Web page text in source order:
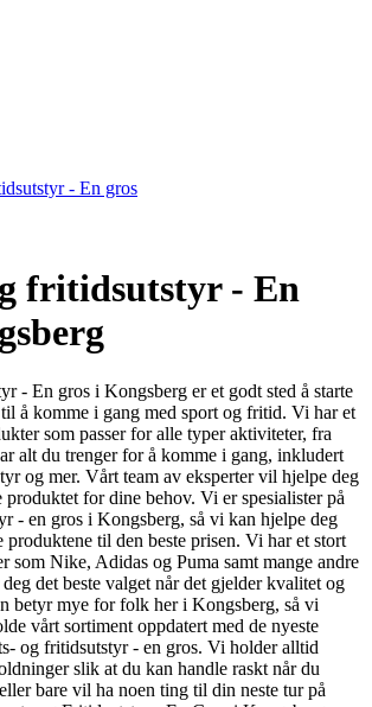
- En gros
fritidsutstyr - En
- En gros i Kongsberg er et godt sted å starte
å komme i gang med sport og fritid. Vi har et
som passer for alle typer aktiviteter, fra
alt du trenger for å komme i gang, inkludert
og mer. Vårt team av eksperter vil hjelpe deg
produktet for dine behov. Vi er spesialister på
- en gros i Kongsberg, så vi kan hjelpe deg
produktene til den beste prisen. Vi har et stort
som Nike, Adidas og Puma samt mange andre
det beste valget når det gjelder kvalitet og
betyr mye for folk her i Kongsberg, så vi
vårt sortiment oppdatert med de nyeste
og fritidsutstyr - en gros. Vi holder alltid
slik at du kan handle raskt når du
bare vil ha noen ting til din neste tur på